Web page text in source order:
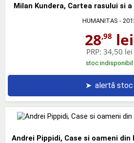
Milan Kundera, Cartea rasului si
HUMANITAS -
28,98 lei
PRP: 34,50 lei
stoc indisponibil
➤ alertă stoc
Andrei Pippidi, Case si oameni